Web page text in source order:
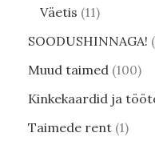
Väetis 11
SOODUSHINNAGA!
Muud taimed 100
Kinkekaardid ja
Taimede rent 1